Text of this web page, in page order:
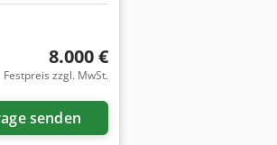
8.000 €
Festpreis zzgl. MwSt.
senden